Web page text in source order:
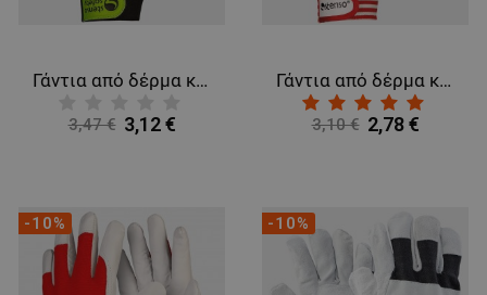
Γάντια από δέρμα και ύφασμα GILT GREEN
3,47 € 3,12 €
Γάντια από δέρμα και ύφασμα GILT RED
3,10 € 2,78 €
-10% -10%